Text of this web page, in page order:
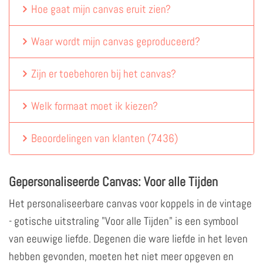
Hoe gaat mijn canvas eruit zien?
Waar wordt mijn canvas geproduceerd?
Zijn er toebehoren bij het canvas?
Welk formaat moet ik kiezen?
Beoordelingen van klanten (7436)
Gepersonaliseerde Canvas: Voor alle Tijden
Het personaliseerbare canvas voor koppels in de vintage
- gotische uitstraling "Voor alle Tijden" is een symbool
van eeuwige liefde. Degenen die ware liefde in het leven
hebben gevonden, moeten het niet meer opgeven en